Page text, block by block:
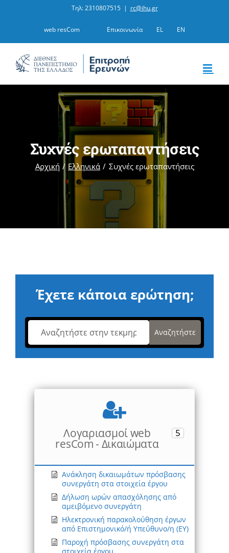
Τηλ: 2310807515 | rc@ihu.gr
web resCom Επικοινωνία EL EN
Συχνές ερωταπαντήσεις
Αρχική Ελληνικά Συχνές ερωταπαντήσεις
Έχετε κάποια ερώτηση;
Αναζητήστε
Λογαριασμοί web
resCom - Δικαιώματα
5
Ανάκληση δικαιωμάτων πρόσβασης
συνεργάτη στα στοιχεία έργου
Δήλωση ωρών απασχόλησης από
αμειβόμενο συνεργάτη
Ηλεκτρονική παρακολούθηση έργων
από Επιστημονικό/ή Υπεύθυνο/η (ΕΥ)
Παροχή πρόσβασης συνεργάτη στα